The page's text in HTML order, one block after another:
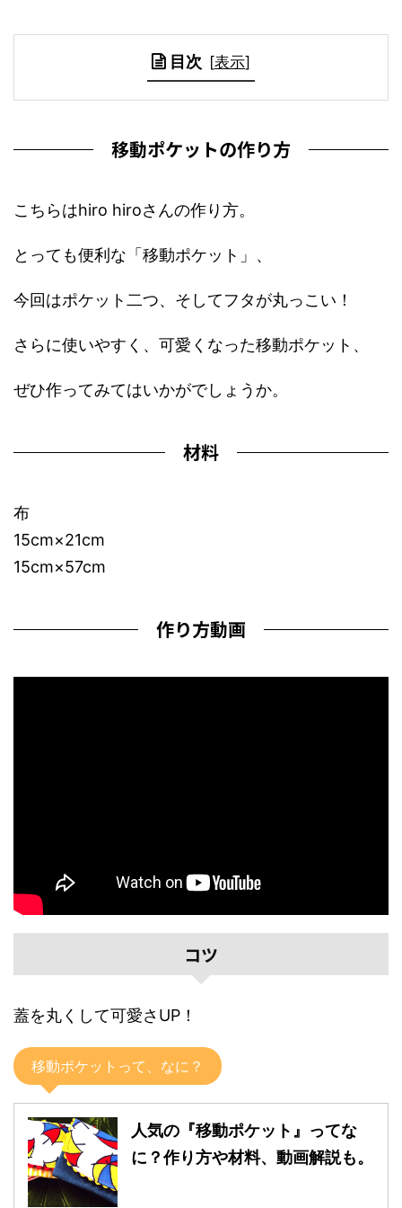
目次 [表示]
移動ポケットの作り方
こちらはhiro hiroさんの作り方。
とっても便利な「移動ポケット」、
今回はポケット二つ、そしてフタが丸っこい！
さらに使いやすく、可愛くなった移動ポケット、
ぜひ作ってみてはいかがでしょうか。
材料
布
15cm×21cm
15cm×57cm
作り方動画
コツ
蓋を丸くして可愛さUP！
移動ポケットって、なに？
人気の『移動ポケット』ってな
に？作り方や材料、動画解説も。